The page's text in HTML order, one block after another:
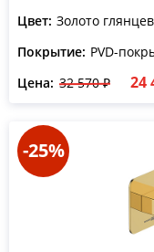
Цвет: Золото
Покрытие: PVD-
Цена: 32 570 ₽ 24
-25%